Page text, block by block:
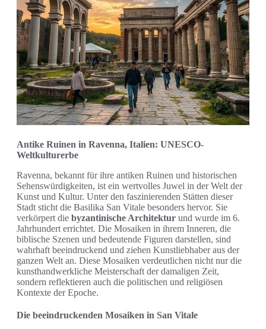
Antike Ruinen in Ravenna, Italien: UNESCO-
Weltkulturerbe
Ravenna, bekannt für ihre antiken Ruinen und historischen
Sehenswürdigkeiten, ist ein wertvolles Juwel in der Welt der
Kunst und Kultur. Unter den faszinierenden Stätten dieser
Stadt sticht die Basilika San Vitale besonders hervor. Sie
verkörpert die byzantinische Architektur und wurde im 6.
Jahrhundert errichtet. Die Mosaiken in ihrem Inneren, die
biblische Szenen und bedeutende Figuren darstellen, sind
wahrhaft beeindruckend und ziehen Kunstliebhaber aus der
ganzen Welt an. Diese Mosaiken verdeutlichen nicht nur die
kunsthandwerkliche Meisterschaft der damaligen Zeit,
sondern reflektieren auch die politischen und religiösen
Kontexte der Epoche.
Die beeindruckenden Mosaiken in San Vitale